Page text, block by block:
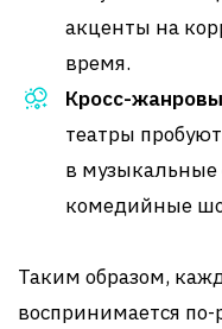
акценты на
время.
Кросс-
театры
в
комедийные
Таким образом,
воспринимается